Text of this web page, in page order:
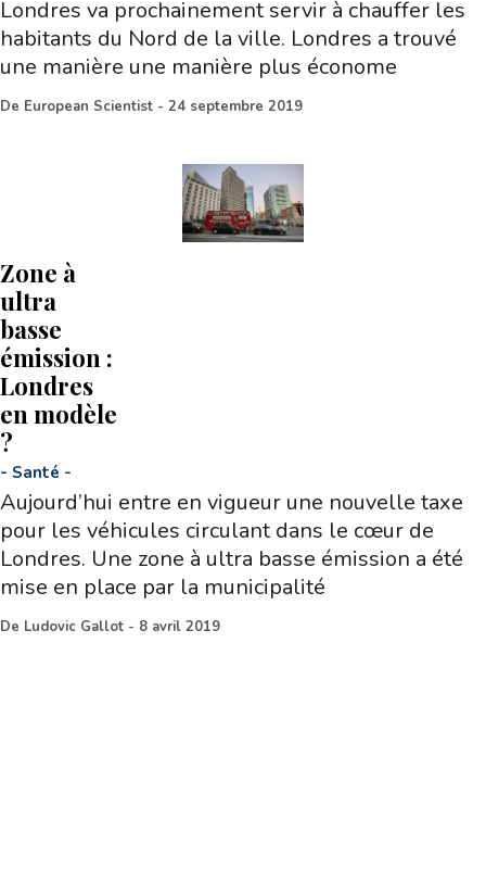
Londres va prochainement servir à chauffer les
habitants du Nord de la ville. Londres a trouvé
une manière une manière plus économe
De European Scientist - 24 septembre 2019
Zone à
ultra
basse
émission :
Londres
en modèle
?
- Santé -
Aujourd’hui entre en vigueur une nouvelle taxe
pour les véhicules circulant dans le cœur de
Londres. Une zone à ultra basse émission a été
mise en place par la municipalité
De Ludovic Gallot - 8 avril 2019